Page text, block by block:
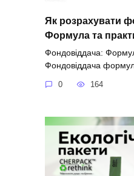
Як розрахувати
Формула та
Фондовіддача:
Фондовіддача
0 164